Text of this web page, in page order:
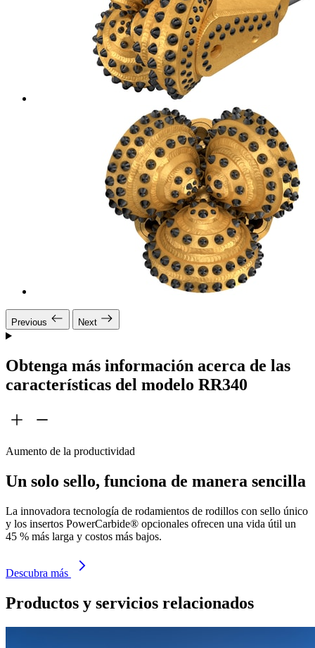
Previous Next
Obtenga más información acerca de las
características del modelo RR340
Aumento de la productividad
Un solo sello, funciona de manera sencilla
La innovadora tecnología de rodamientos de rodillos con sello único
y los insertos PowerCarbide® opcionales ofrecen una vida útil un
45 % más larga y costos más bajos.
Descubra más
Productos y servicios relacionados